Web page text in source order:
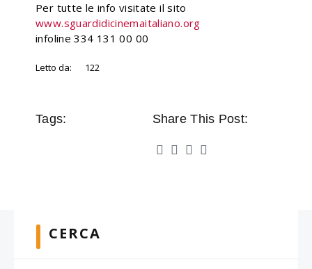
Per tutte le info visitate il sito
www.sguardidicinemaitaliano.org
infoline 334 131 00 00
Letto da: 122
Tags: Share This Post:
CERCA